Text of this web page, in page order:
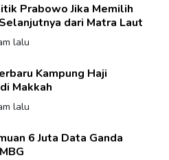
Prabowo Jika Memilih
dari Matra Laut
lalu
Kampung Haji
Makkah
lalu
6 Juta Data Ganda